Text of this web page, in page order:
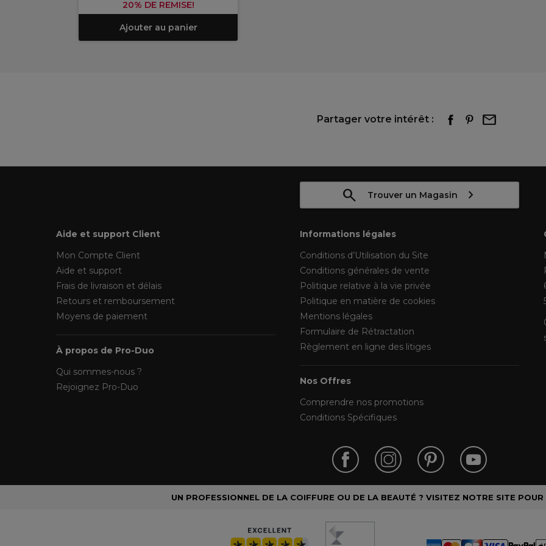
20% DE REMISE!
Ajouter au panier
Partager votre intérêt :
Trouver un Magasin
Aide et support Client
Mon Compte Client
Aide et support
Frais de livraison et délais
Retours et remboursement
Moyens de paiement
À propos de Pro-Duo
Qui sommes-nous ?
Rejoignez Pro-Duo
Informations légales
Conditions d’Utilisation du Site
Conditions générales de vente
Politique relative à la vie privée
Politique en matière de cookies
Mentions légales
Formulaire de Rétractation
Règlement en ligne des litiges
Nos Offres
Comprendre nos promotions
Conditions Spécifiques
UN PROFESSIONNEL DE LA COIFFURE OU DE LA BEAUTÉ ? VISITEZ NOTRE SITE POUR